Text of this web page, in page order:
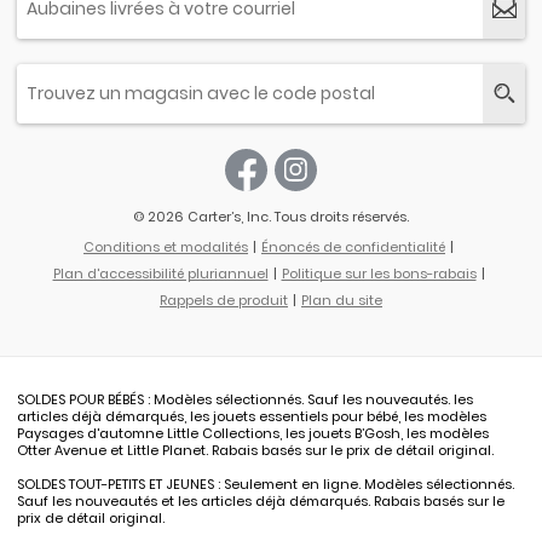
© 2026 Carter’s, Inc. Tous droits réservés.
Conditions et modalités
Énoncés de confidentialité
Plan d'accessibilité pluriannuel
Politique sur les bons-rabais
Rappels de produit
Plan du site
SOLDES POUR BÉBÉS : Modèles sélectionnés. Sauf les nouveautés. les
articles déjà démarqués, les jouets essentiels pour bébé, les modèles
Paysages d'automne Little Collections, les jouets B’Gosh, les modèles
Otter Avenue et Little Planet. Rabais basés sur le prix de détail original.
SOLDES TOUT-PETITS ET JEUNES : Seulement en ligne. Modèles sélectionnés.
Sauf les nouveautés et les articles déjà démarqués. Rabais basés sur le
prix de détail original.